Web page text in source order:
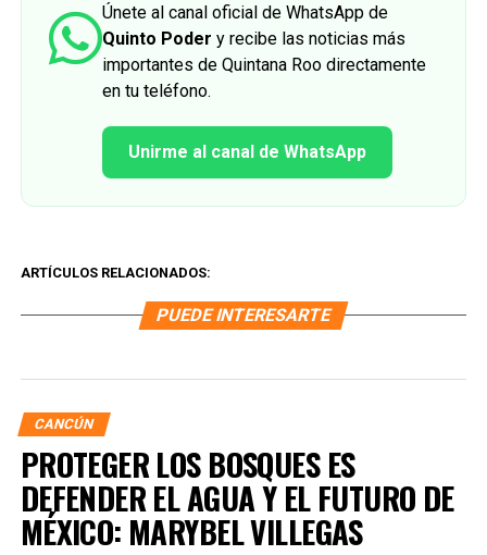
Únete al canal oficial de WhatsApp de
Quinto Poder y recibe las noticias más
importantes de Quintana Roo directamente
en tu teléfono.
Unirme al canal de WhatsApp
ARTÍCULOS RELACIONADOS:
PUEDE INTERESARTE
CANCÚN
PROTEGER LOS BOSQUES ES
DEFENDER EL AGUA Y EL FUTURO DE
MÉXICO: MARYBEL VILLEGAS